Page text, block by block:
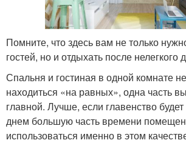
Помните, что здесь вам не только
гостей, но и отдыхать после нелегкого
Спальня и гостиная в одной комнате
находиться «на равных», одна часть
главной. Лучше, если главенство
днем большую часть времени
использоваться именно в этом